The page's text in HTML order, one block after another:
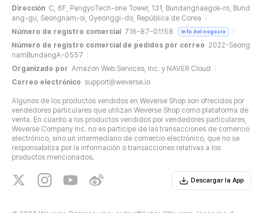
Dirección C, 6F, PangyoTech-one Tower, 131, Bundangnaegok-ro, Bund
ang-gu, Seongnam-si, Gyeonggi-do, República de Corea
Número de registro comercial
716-87-01158 Info del negocio
Número de registro comercial de pedidos por correo 2022-Seong
namBundangA-0557
Organizado por Amazon Web Services, Inc. y NAVER Cloud
Correo electrónico support@weverse.io
Algunos de los productos vendidos en Weverse Shop son ofrecidos por
vendedores particulares que utilizan Weverse Shop como plataforma de
venta. En cuanto a los productos vendidos por vendedores particulares,
Weverse Company Inc. no es partícipe de las transacciones de comercio
electrónico, sino un intermediario de comercio electrónico, que no se
responsabiliza por la información o transacciones relativas a los
productos mencionados.
Descargar la App